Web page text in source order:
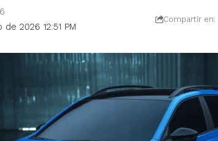
2026 12:51 PM
Compartir en: